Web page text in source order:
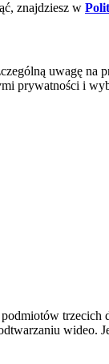
znajdziesz w
uwagę na
prywatności i
trzecich
wideo.